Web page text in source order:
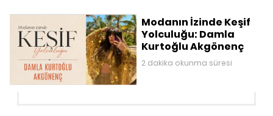
Modanın İzinde Keşif
Yolculuğu: Damla
Kurtoğlu Akgönenç
2 dakika okunma süresi